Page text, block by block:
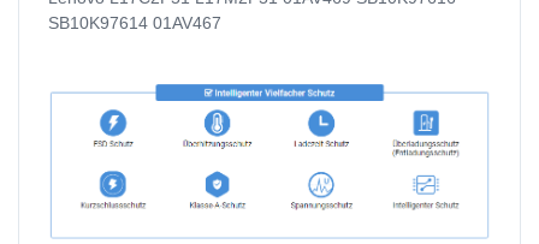
SB10K97614 01AV467